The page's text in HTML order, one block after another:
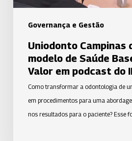
Governança e Gestão
em
podcast
IBRAVS
Uniodonto Campinas
modelo de Saúde
Valor em podcast do
Como transformar a odontologia de
em procedimentos para uma
nos resultados para o paciente? Esse